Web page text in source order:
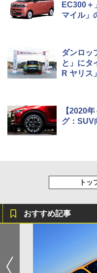
EC300＋
マイル」
ダンロッ
と」にタ
R ヤリス
【2020
グ：SUV
トッ
おすすめ記事